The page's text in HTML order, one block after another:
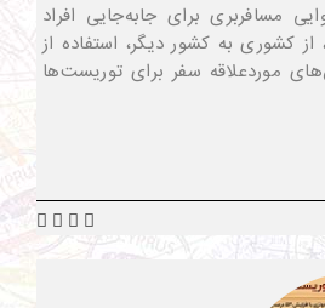
مسافربری برای جابه‌جایی افراد
از کشوری به کشور دیگر، استفاده از
موردعلاقه سفر برای توریست‌ها